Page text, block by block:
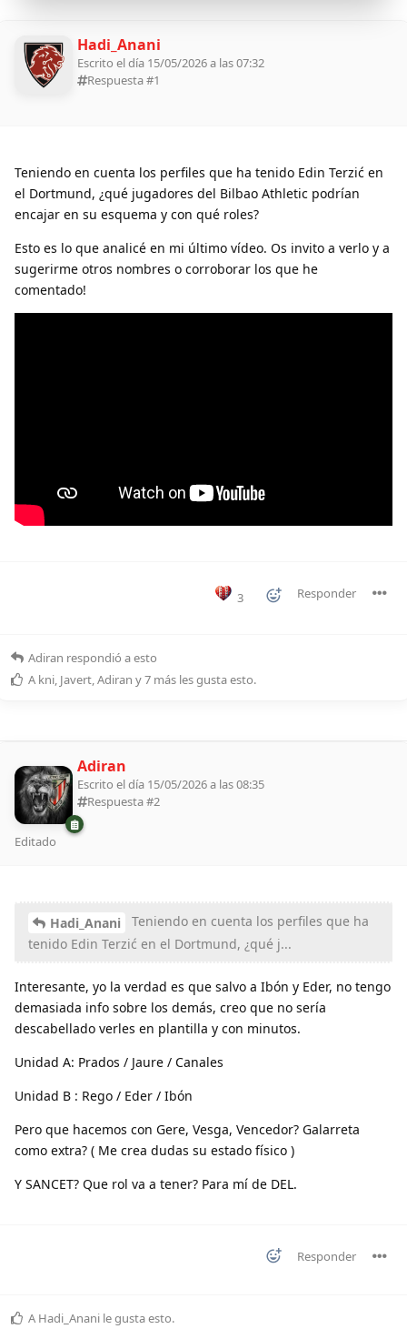
Hadi_Anani
Escrito el día 15/05/2026 a las 07:32
Respuesta #1
Teniendo en cuenta los perfiles que ha tenido Edin Terzić en
el Dortmund, ¿qué jugadores del Bilbao Athletic podrían
encajar en su esquema y con qué roles?
Esto es lo que analicé en mi último vídeo. Os invito a verlo y a
sugerirme otros nombres o corroborar los que he
comentado!
3 Responder
Adiran respondió a esto
A kni, Javert,Adiran y7 más les gusta esto.
Adiran
Escrito el día 15/05/2026 a las 08:35
Respuesta #2
Editado
Hadi_Anani
Teniendo en cuenta los perfiles que ha
tenido Edin Terzić en el Dortmund, ¿qué j...
Interesante, yo la verdad es que salvo a Ibón y Eder, no tengo
demasiada info sobre los demás, creo que no sería
descabellado verles en plantilla y con minutos.
Unidad A: Prados / Jaure / Canales
Unidad B : Rego / Eder / Ibón
Pero que hacemos con Gere, Vesga, Vencedor? Galarreta
como extra? ( Me crea dudas su estado físico )
Y SANCET? Que rol va a tener? Para mí de DEL.
Responder
A Hadi_Anani le gusta esto.